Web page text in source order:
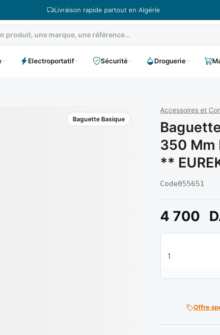
Livraison rapide partout en Algérie
Electroportatif Sécurité Droguerie
Baguette Basique
Accessoires et
350 Mm
**
Code055651
4 700
quantité de
Offre